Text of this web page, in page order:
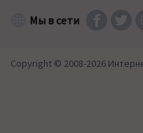
Мы в сети
Copyright © 2008-2026